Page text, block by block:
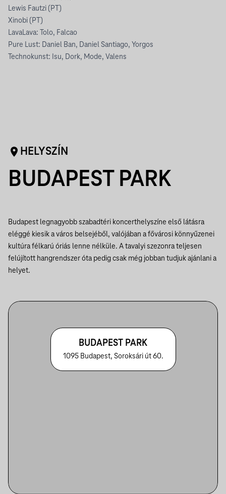
Lewis Fautzi (PT)
Xinobi (PT)
LavaLava: Tolo, Falcao
Pure Lust: Daniel Ban, Daniel Santiago, Yorgos
Technokunst: Isu, Dork, Mode, Valens
HELYSZÍN
BUDAPEST PARK
Budapest legnagyobb szabadtéri koncerthelyszíne első látásra
eléggé kiesik a város belsejéből, valójában a fővárosi könnyűzenei
kultúra félkarú óriás lenne nélküle. A tavalyi szezonra teljesen
felújított hangrendszer óta pedig csak még jobban tudjuk ajánlani a
helyet.
BUDAPEST PARK
1095 Budapest, Soroksári út 60.